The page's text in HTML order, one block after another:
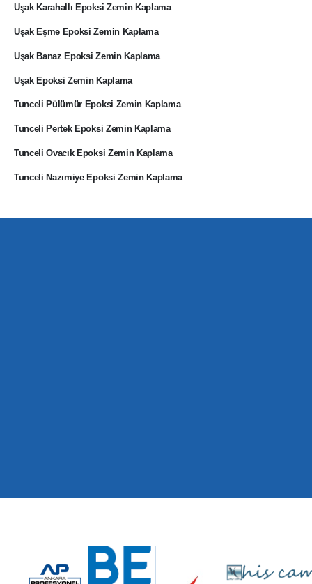
Uşak Karahallı Epoksi Zemin Kaplama
Uşak Eşme Epoksi Zemin Kaplama
Uşak Banaz Epoksi Zemin Kaplama
Uşak Epoksi Zemin Kaplama
Tunceli Pülümür Epoksi Zemin Kaplama
Tunceli Pertek Epoksi Zemin Kaplama
Tunceli Ovacık Epoksi Zemin Kaplama
Tunceli Nazımiye Epoksi Zemin Kaplama